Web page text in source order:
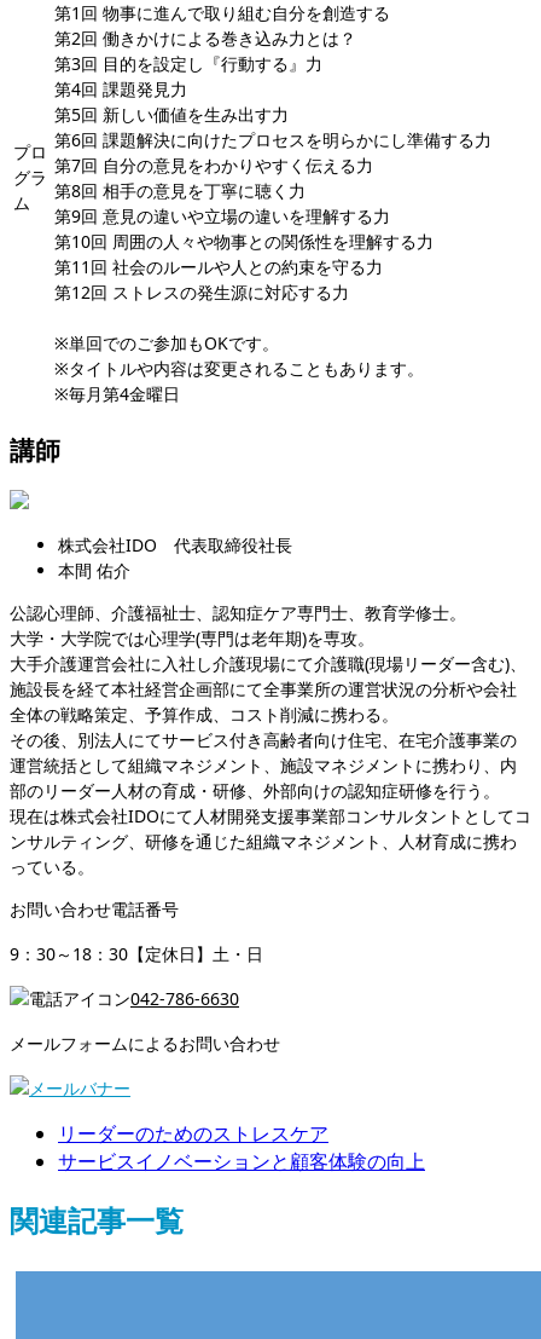
プロ
グラ
ム
第1回 物事に進んで取り組む自分を創造する
第2回 働きかけによる巻き込み力とは？
第3回 目的を設定し『行動する』力
第4回 課題発見力
第5回 新しい価値を生み出す力
第6回 課題解決に向けたプロセスを明らかにし準備する力
第7回 自分の意見をわかりやすく伝える力
第8回 相手の意見を丁寧に聴く力
第9回 意見の違いや立場の違いを理解する力
第10回 周囲の人々や物事との関係性を理解する力
第11回 社会のルールや人との約束を守る力
第12回 ストレスの発生源に対応する力
※単回でのご参加もOKです。
※タイトルや内容は変更されることもあります。
※毎月第4金曜日
講師
株式会社IDO 代表取締役社長
本間 佑介
公認心理師、介護福祉士、認知症ケア専門士、教育学修士。
大学・大学院では心理学(専門は老年期)を専攻。
大手介護運営会社に入社し介護現場にて介護職(現場リーダー含む)、
施設長を経て本社経営企画部にて全事業所の運営状況の分析や会社
全体の戦略策定、予算作成、コスト削減に携わる。
その後、別法人にてサービス付き高齢者向け住宅、在宅介護事業の
運営統括として組織マネジメント、施設マネジメントに携わり、内
部のリーダー人材の育成・研修、外部向けの認知症研修を行う。
現在は株式会社IDOにて人材開発支援事業部コンサルタントとしてコ
ンサルティング、研修を通じた組織マネジメント、人材育成に携わ
っている。
お問い合わせ電話番号
9：30～18：30【定休日】土・日
042-786-6630
メールフォームによるお問い合わせ
リーダーのためのストレスケア
サービスイノベーションと顧客体験の向上
関連記事一覧